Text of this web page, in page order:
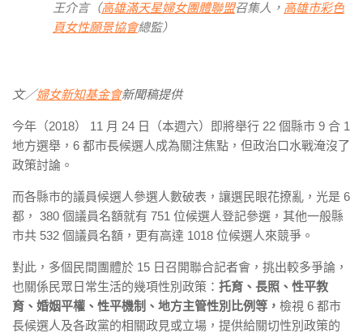
王介言（高雄滿天星婦女團體聯盟召集人， 高雄市彩色
頁女性願景協會總監）
文／婦女新知基金會新聞稿提供
今年（2018） 11 月 24 日（本週六）即將舉行 22 個縣市 9 合 1
地方選舉，6 都市長候選人成為關注焦點，但政治口水戰淹沒了
政策討論。
而各縣市的議員候選人參選人數破表，讓選民眼花撩亂，光是 6
都， 380 個議員名額就有 751 位候選人登記參選，其他一般縣
市共 532 個議員名額，更有高達 1018 位候選人來競爭。
對此，多個民間團體於 15 日召開聯合記者會，挑出較多爭論，
也關係民眾日常生活的幾項性別政策： 托育、長照、性平教
育、婚姻平權、性平機制、地方主管性別比例等， 檢視 6 都市
長候選人及各政黨的相關政見或立場，提供給關切性別政策的